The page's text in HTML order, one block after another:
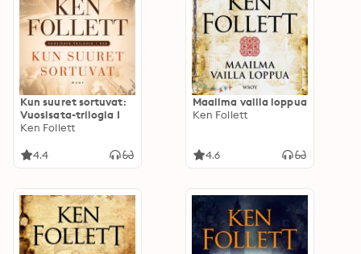
Kun suuret sortuvat:
Vuosisata-trilogia I
Ken Follett
4.4
Maailma vailla loppua
Ken Follett
4.6